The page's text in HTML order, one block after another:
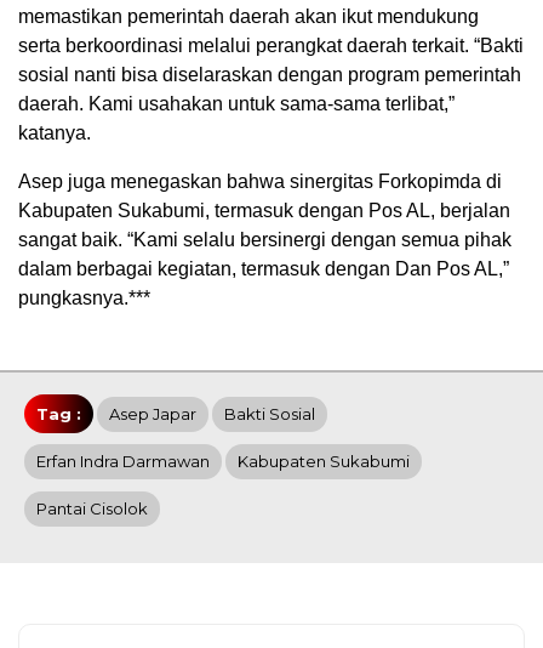
memastikan pemerintah daerah akan ikut mendukung
serta berkoordinasi melalui perangkat daerah terkait. “Bakti
sosial nanti bisa diselaraskan dengan program pemerintah
daerah. Kami usahakan untuk sama-sama terlibat,”
katanya.
Asep juga menegaskan bahwa sinergitas Forkopimda di
Kabupaten Sukabumi, termasuk dengan Pos AL, berjalan
sangat baik. “Kami selalu bersinergi dengan semua pihak
dalam berbagai kegiatan, termasuk dengan Dan Pos AL,”
pungkasnya.***
Tag : Asep Japar Bakti Sosial
Erfan Indra Darmawan Kabupaten Sukabumi
Pantai Cisolok